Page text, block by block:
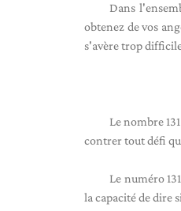
Dans
obtenez de vos
s'avère trop
Le nombre
contrer tout défi
Le numéro
la capacité de dire